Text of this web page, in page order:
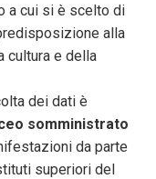
a cui si è scelto di
alla
cultura e della
dei dati è
somministrato
da parte
superiori del